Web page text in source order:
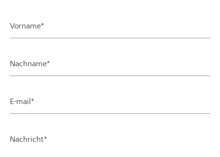
Vorname*
Nachname*
E-mail*
Nachricht*